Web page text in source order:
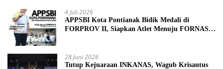
4 Juli 2026
APPSBI Kota Pontianak Bidik Medali di
FORPROV II, Siapkan Atlet Menuju FORNAS
28 Juni 2026
Tutup Kejuaraan INKANAS, Wagub Krisantus